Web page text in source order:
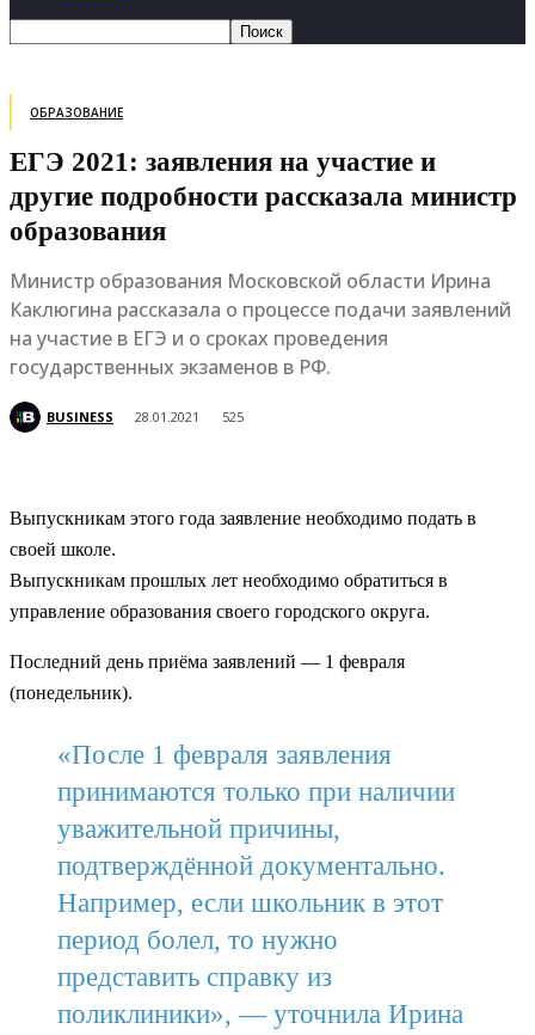
ОБРАЗОВАНИЕ
ЕГЭ 2021: заявления на участие и
другие подробности рассказала министр
образования
Министр образования Московской области Ирина
Каклюгина рассказала о процессе подачи заявлений
на участие в ЕГЭ и о сроках проведения
государственных экзаменов в РФ.
BUSINESS 28.01.2021 525
Выпускникам этого года заявление необходимо подать в
своей школе.
Выпускникам прошлых лет необходимо обратиться в
управление образования своего городского округа.
Последний день приёма заявлений — 1 февраля
(понедельник).
«После 1 февраля заявления
принимаются только при наличии
уважительной причины,
подтверждённой документально.
Например, если школьник в этот
период болел, то нужно
представить справку из
поликлиники», — уточнила Ирина